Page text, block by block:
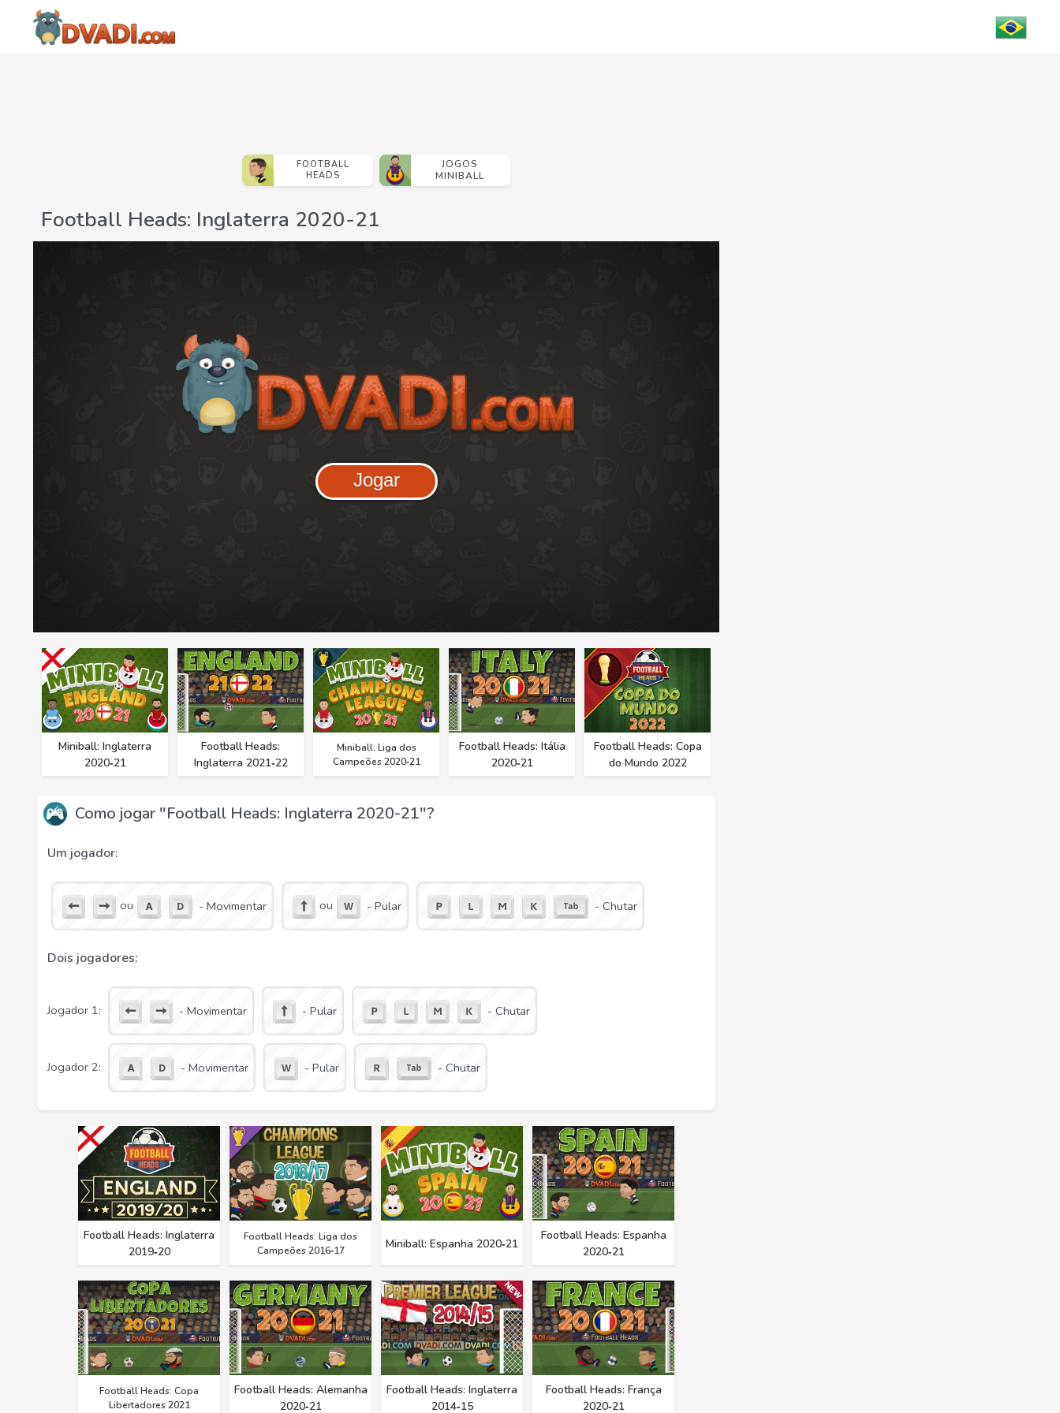
FOOTBALL
HEADS
JOGOS
MINIBALL
Football Heads: Inglaterra 2020-21
Jogar
Miniball: Inglaterra
2020‑21
Football Heads:
Inglaterra 2021‑22
Miniball: Liga dos
Campeões 2020‑21
Football Heads: Itália
2020‑21
Football Heads: Copa
do Mundo 2022
Como jogar "Football Heads: Inglaterra 2020-21"?
Um jogador:
ou - Movimentar ou - Pular - Chutar
Dois jogadores:
Jogador 1: - Movimentar - Pular - Chutar
Jogador 2: - Movimentar - Pular - Chutar
Football Heads: Inglaterra
2019‑20
Football Heads: Liga dos
Campeões 2016‑17
Miniball: Espanha 2020‑21
Football Heads: Espanha
2020‑21
Football Heads: Copa
Libertadores 2021
Football Heads: Alemanha
2020‑21
Football Heads: Inglaterra
2014‑15
Football Heads: França
2020‑21